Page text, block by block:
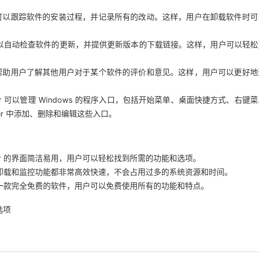
跟踪软件的安装过程，并记录所有的改动。这样，用户在卸载软件时
动检查软件的更新，并提供更新版本的下载链接。这样，用户可以轻
用户了解其他用户对于某个软件的评价和意见。这样，用户可以更好
以管理 Windows 的程序入口，包括开始菜单、桌面快捷方式、右键
添加、删除和编辑这些入口。
界面简洁易用，用户可以轻松找到所需的功能和选项。
和监控功能都非常高效快速，不会占用过多的系统资源和时间。
完全免费的软件，用户可以免费使用所有的功能和特点。
项